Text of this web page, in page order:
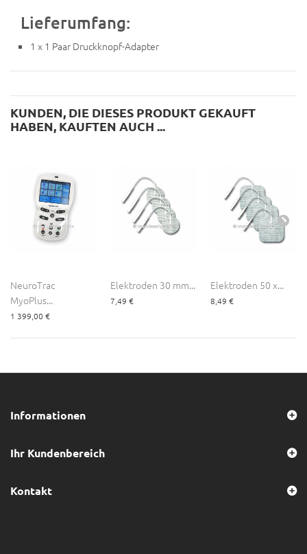
Lieferumfang:
1 x 1 Paar Druckknopf-Adapter
KUNDEN, DIE DIESES PRODUKT GEKAUFT
HABEN, KAUFTEN AUCH ...
NeuroTrac
MyoPlus...
1 399,00 €
Elektroden 30 mm...
7,49 €
Elektroden 50 x...
8,49 €
Informationen
Ihr Kundenbereich
Kontakt